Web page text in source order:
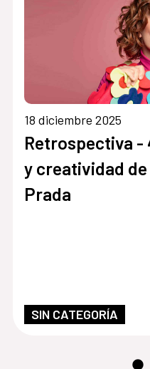
18 diciembre 2025
Retrospectiva -
y creatividad de
Prada
SIN CATEGORÍA